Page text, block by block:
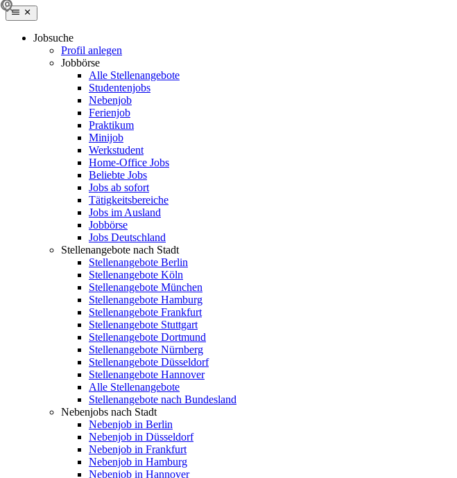
Jobsuche
Profil anlegen
Jobbörse
Alle Stellenangebote
Studentenjobs
Nebenjob
Ferienjob
Praktikum
Minijob
Werkstudent
Home-Office Jobs
Beliebte Jobs
Jobs ab sofort
Tätigkeitsbereiche
Jobs im Ausland
Jobbörse
Jobs Deutschland
Stellenangebote nach Stadt
Stellenangebote Berlin
Stellenangebote Köln
Stellenangebote München
Stellenangebote Hamburg
Stellenangebote Frankfurt
Stellenangebote Stuttgart
Stellenangebote Dortmund
Stellenangebote Nürnberg
Stellenangebote Düsseldorf
Stellenangebote Hannover
Alle Stellenangebote
Stellenangebote nach Bundesland
Nebenjobs nach Stadt
Nebenjob in Berlin
Nebenjob in Düsseldorf
Nebenjob in Frankfurt
Nebenjob in Hamburg
Nebenjob in Hannover